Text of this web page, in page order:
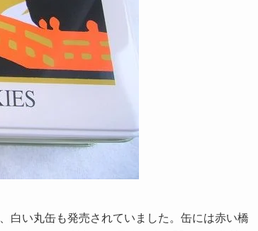
白い丸缶も発売されていました。缶には赤い橋